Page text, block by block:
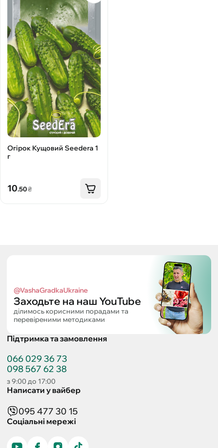
Огірок Кущовий Seedera 1
г
10.50₴
@VashaGradkaUkraine
Заходьте на наш YouTube
ділимось корисними порадами та
перевіреними методиками
Підтримка та замовлення
066 029 36 73
098 567 62 38
з 9:00 до 17:00
Написати у вайбер
095 477 30 15
Соціальні мережі